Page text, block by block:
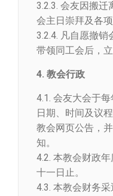
3.2.3. 会友因搬
会主日崇拜及各项
3.2.4. 凡自愿撤销
带领同工会后，立
4. 教会行政
4.1. 会友大会于每
日期、时间及议
教会网页公告，
知。
4.2. 本教会财政
十一日止。
4.3. 本教会财务